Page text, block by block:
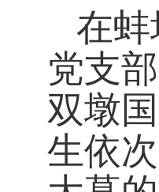
在
党支
双墩
生依